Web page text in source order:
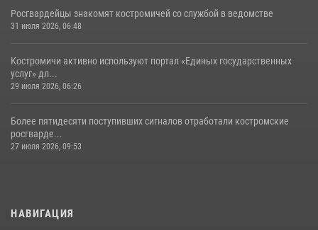
Росгвардейцы знакомят костромичей со службой в ведомстве
31 июля 2026, 06:48
Костромичи активно используют портал «Единых государственных
услуг» дл...
29 июля 2026, 06:26
Более пятидесяти поступивших сигналов отработали костромские
росгварде...
27 июля 2026, 09:53
НАВИГАЦИЯ